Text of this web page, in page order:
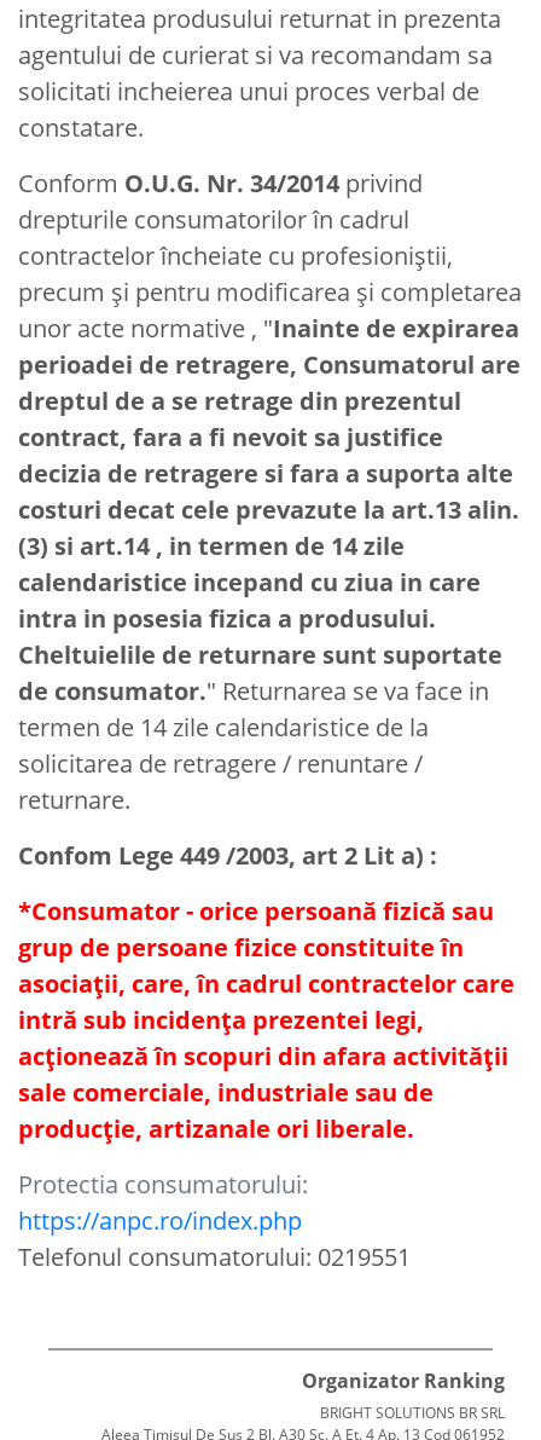
integritatea produsului returnat in prezenta
agentului de curierat si va recomandam sa
solicitati incheierea unui proces verbal de
constatare.
Conform O.U.G. Nr. 34/2014 privind
drepturile consumatorilor în cadrul
contractelor încheiate cu profesioniştii,
precum şi pentru modificarea şi completarea
unor acte normative , "Inainte de expirarea
perioadei de retragere, Consumatorul are
dreptul de a se retrage din prezentul
contract, fara a fi nevoit sa justifice
decizia de retragere si fara a suporta alte
costuri decat cele prevazute la art.13 alin.
(3) si art.14 , in termen de 14 zile
calendaristice incepand cu ziua in care
intra in posesia fizica a produsului.
Cheltuielile de returnare sunt suportate
de consumator." Returnarea se va face in
termen de 14 zile calendaristice de la
solicitarea de retragere / renuntare /
returnare.
Confom Lege 449 /2003, art 2 Lit a) :
*Consumator - orice persoană fizică sau
grup de persoane fizice constituite în
asociaţii, care, în cadrul contractelor care
intră sub incidenţa prezentei legi,
acţionează în scopuri din afara activităţii
sale comerciale, industriale sau de
producţie, artizanale ori liberale.
Protectia consumatorului:
https://anpc.ro/index.php
Telefonul consumatorului: 0219551
Organizator Ranking
BRIGHT SOLUTIONS BR SRL
Aleea Timisul De Sus 2 Bl. A30 Sc. A Et. 4 Ap. 13 Cod 061952